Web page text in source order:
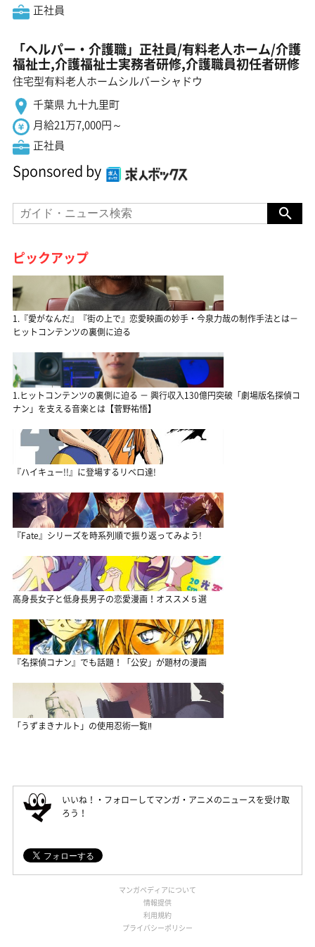
正社員
「ヘルパー・介護職」正社員/有料老人ホーム/介護
福祉士,介護福祉士実務者研修,介護職員初任者研修
住宅型有料老人ホームシルバーシャドウ
千葉県 九十九里町
月給21万7,000円～
正社員
Sponsored by
ピックアップ
1.『愛がなんだ』『街の上で』恋愛映画の妙手・今泉力哉の制作手法とは－
ヒットコンテンツの裏側に迫る
1.ヒットコンテンツの裏側に迫る － 興行収入130億円突破「劇場版名探偵コ
ナン」を支える音楽とは【菅野祐悟】
『ハイキュー!!』に登場するリベロ達!
『Fate』シリーズを時系列順で振り返ってみよう!
高身長女子と低身長男子の恋愛漫画！オススメ５選
『名探偵コナン』でも話題！「公安」が題材の漫画
「うずまきナルト」の使用忍術一覧‼
いいね！・フォローしてマンガ・アニメのニュースを受け取
ろう！
マンガペディアについて
情報提供
利用規約
プライバシーポリシー